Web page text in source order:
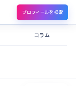
プロフィールを検索
コラム